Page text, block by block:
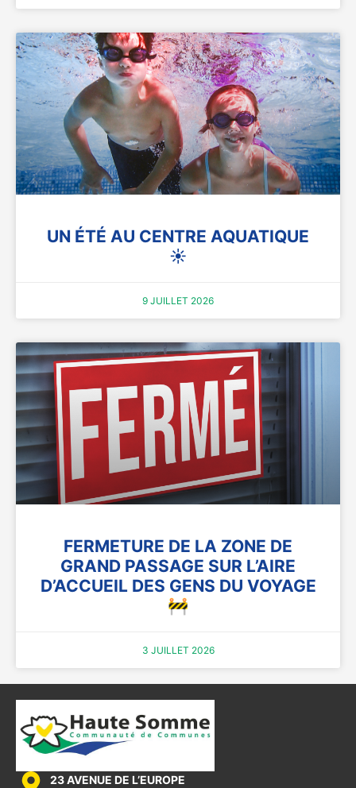
UN ÉTÉ AU CENTRE AQUATIQUE
☀️
9 JUILLET 2026
FERMETURE DE LA ZONE DE
GRAND PASSAGE SUR L’AIRE
D’ACCUEIL DES GENS DU VOYAGE
🚧
3 JUILLET 2026
23 AVENUE DE L’EUROPE